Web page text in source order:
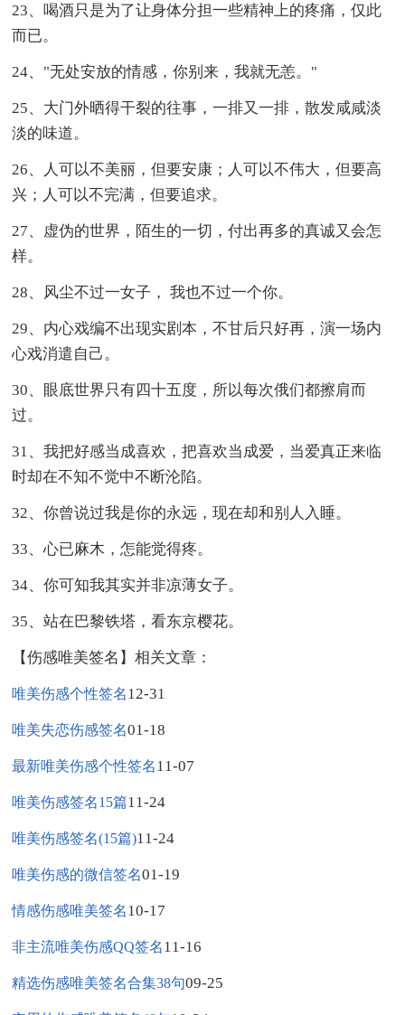
23、喝酒只是为了让身体分担一些精神上的疼痛，仅此
而已。
24、"无处安放的情感，你别来，我就无恙。"
25、大门外晒得干裂的往事，一排又一排，散发咸咸淡
淡的味道。
26、人可以不美丽，但要安康；人可以不伟大，但要高
兴；人可以不完满，但要追求。
27、虚伪的世界，陌生的一切，付出再多的真诚又会怎
样。
28、风尘不过一女子， 我也不过一个你。
29、内心戏编不出现实剧本，不甘后只好再，演一场内
心戏消遣自己。
30、眼底世界只有四十五度，所以每次俄们都擦肩而
过。
31、我把好感当成喜欢，把喜欢当成爱，当爱真正来临
时却在不知不觉中不断沦陷。
32、你曾说过我是你的永远，现在却和别人入睡。
33、心已麻木，怎能觉得疼。
34、你可知我其实并非凉薄女子。
35、站在巴黎铁塔，看东京樱花。
【伤感唯美签名】相关文章：
唯美伤感个性签名12-31
唯美失恋伤感签名01-18
最新唯美伤感个性签名11-07
唯美伤感签名15篇11-24
唯美伤感签名(15篇)11-24
唯美伤感的微信签名01-19
情感伤感唯美签名10-17
非主流唯美伤感QQ签名11-16
精选伤感唯美签名合集38句09-25